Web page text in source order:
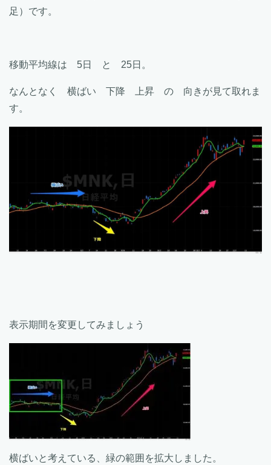
足）です。
移動平均線は 5日 と 25日。
なんとなく 横ばい 下降 上昇 の 向きが見て取れま
す。
表示期間を変更してみましょう
横ばいと考えている、緑の範囲を拡大しました。